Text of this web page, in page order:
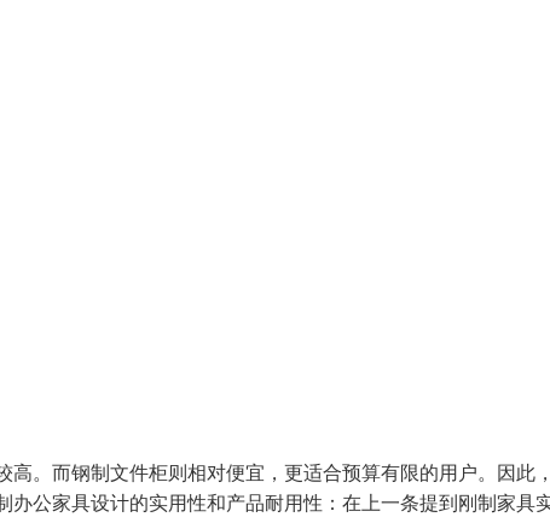
。而钢制文件柜则相对便宜，更适合预算有限的用户。因此
公家具设计的实用性和产品耐用性：在上一条提到刚制家具